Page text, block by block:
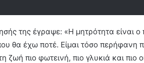
της έγραψε: «Η μητρότητα είναι ο
θα έχω ποτέ. Είμαι τόσο περήφανη
ζωή πιο φωτεινή, πιο γλυκιά και